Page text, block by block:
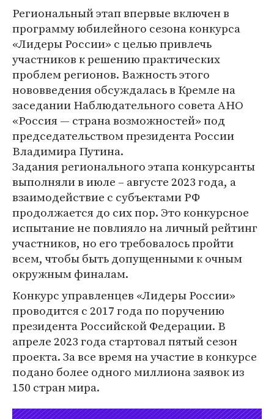
Региональный этап впервые включен в
программу юбилейного сезона конкурса
«Лидеры России» с целью привлечь
участников к решению практических
проблем регионов. Важность этого
нововведения обсуждалась в Кремле на
заседании Наблюдательного совета АНО
«Россия — страна возможностей» под
председательством президента России
Владимира Путина.
Задания регионального этапа конкурсанты
выполняли в июле – августе 2023 года, а
взаимодействие с субъектами РФ
продолжается до сих пор. Это конкурсное
испытание не повлияло на личный рейтинг
участников, но его требовалось пройти
всем, чтобы быть допущенными к очным
окружным финалам.
Конкурс управленцев «Лидеры России»
проводится с 2017 года по поручению
президента Российской Федерации. В
апреле 2023 года стартовал пятый сезон
проекта. За все время на участие в конкурсе
подано более одного миллиона заявок из
150 стран мира.